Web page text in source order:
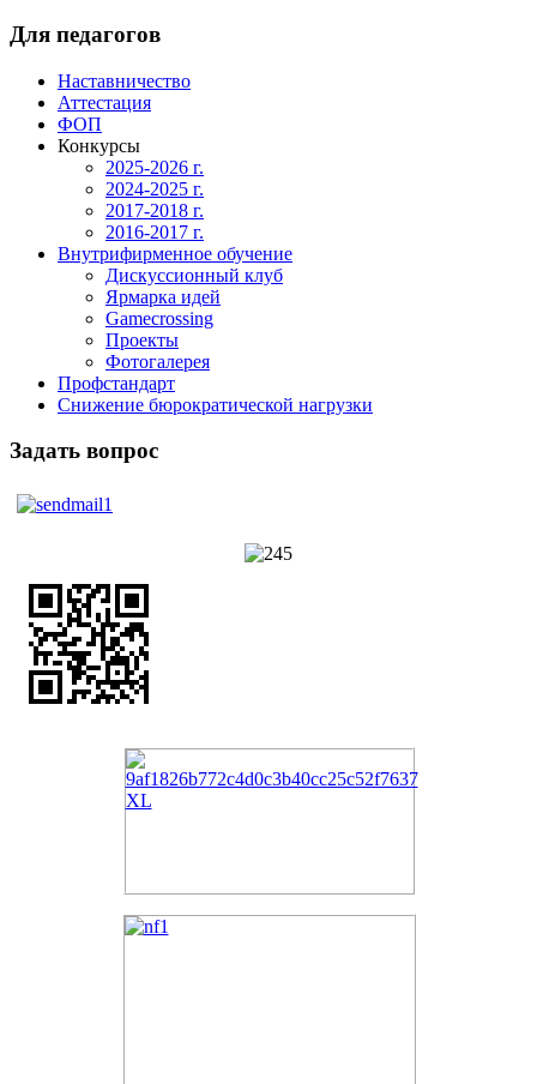
Для педагогов
Наставничество
Аттестация
ФОП
Конкурсы
2025-2026 г.
2024-2025 г.
2017-2018 г.
2016-2017 г.
Внутрифирменное обучение
Дискуссионный клуб
Ярмарка идей
Gamecrossing
Проекты
Фотогалерея
Профстандарт
Снижение бюрократической нагрузки
Задать вопрос